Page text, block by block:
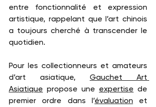
entre fonctionnalité et expression
artistique, rappelant que l’art chinois
a toujours cherché à transcender le
quotidien.
Pour les collectionneurs et amateurs
d’art asiatique, Gauchet Art
Asiatique propose une expertise de
premier ordre dans l’évaluation et